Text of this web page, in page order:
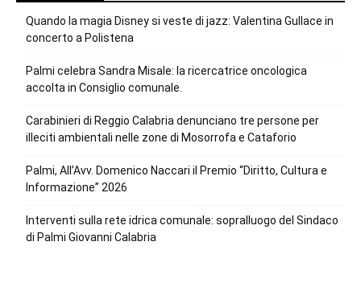
Quando la magia Disney si veste di jazz: Valentina Gullace in
concerto a Polistena
Palmi celebra Sandra Misale: la ricercatrice oncologica
accolta in Consiglio comunale.
Carabinieri di Reggio Calabria denunciano tre persone per
illeciti ambientali nelle zone di Mosorrofa e Cataforio
Palmi, All’Avv. Domenico Naccari il Premio “Diritto, Cultura e
Informazione” 2026
Interventi sulla rete idrica comunale: sopralluogo del Sindaco
di Palmi Giovanni Calabria